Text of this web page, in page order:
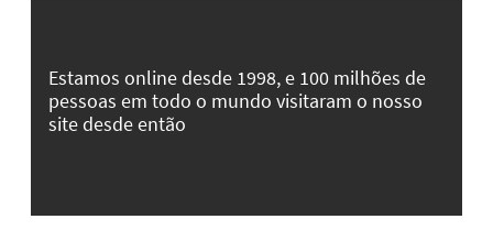
Estamos online desde 1998, e 100 milhões de
pessoas em todo o mundo visitaram o nosso
site desde então